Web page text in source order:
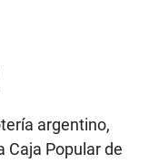
argentino,
Caja Popular de